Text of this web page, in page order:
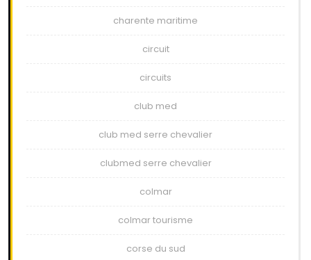
charente maritime
circuit
circuits
club med
club med serre chevalier
clubmed serre chevalier
colmar
colmar tourisme
corse du sud